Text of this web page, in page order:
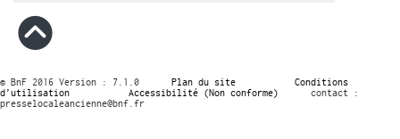
© BnF 2016 Version : 7.1.0 Plan du site
Conditions
d’utilisation
Accessibilité (Non conforme)
contact :
presselocaleancienne@bnf.fr